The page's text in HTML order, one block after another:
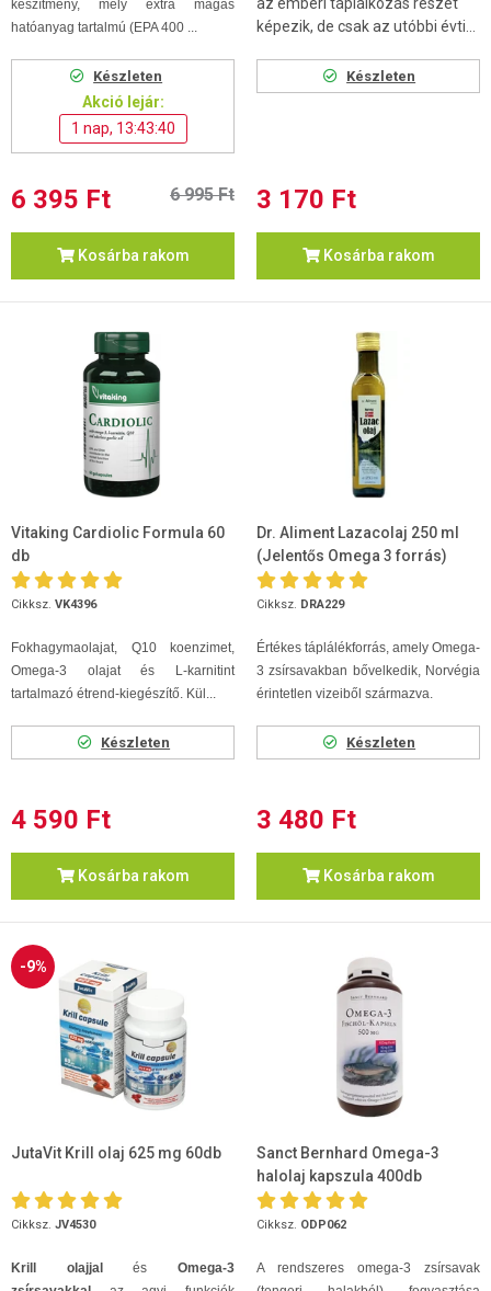
készítmény, mely extra magas
hatóanyag tartalmú (EPA 400 ...
Készleten
Akció lejár:
1 nap, 13:43:39
6 395 Ft 6 995 Ft
Kosárba rakom
az emberi táplálkozás részét
képezik, de csak az utóbbi évti...
Készleten
3 170 Ft
Kosárba rakom
Vitaking Cardiolic Formula 60
db
Cikksz. VK4396
Fokhagymaolajat, Q10 koenzimet,
Omega-3 olajat és L-karnitint
tartalmazó étrend-kiegészítő. Kül...
Készleten
4 590 Ft
Kosárba rakom
Dr. Aliment Lazacolaj 250 ml
(Jelentős Omega 3 forrás)
Cikksz. DRA229
Értékes táplálékforrás, amely Omega-
3 zsírsavakban bővelkedik, Norvégia
érintetlen vizeiből származva.
Készleten
3 480 Ft
Kosárba rakom
-9%
JutaVit Krill olaj 625 mg 60db
Cikksz. JV4530
Krill olajjalés Omega-3
Sanct Bernhard Omega-3
halolaj kapszula 400db
Cikksz. ODP062
A rendszeres omega-3 zsírsavak